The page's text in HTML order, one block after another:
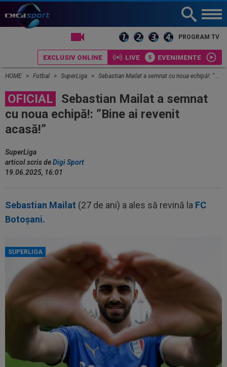
PROGRAM TV
EXCLUSIV ONLINE LIVE EVENIMENTE
HOME Fotbal SuperLiga Sebastian Mailat a semnat cu noua echipă!: ”Bine ai revenit acasă!”
OFICIAL
Sebastian Mailat a semnat
cu noua echipă!: ”Bine ai revenit
acasă!”
SuperLiga
articol scris deDigi Sport
19.06.2025, 16:01
Sebastian Mailat (27 de ani) a ales să revină la FC
Botoșani.
SUPERLIGA